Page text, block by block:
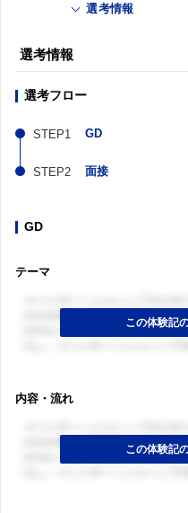
選考情報
選考情報
選考フロー
GD
面接
GD
テーマ
内容・流れ